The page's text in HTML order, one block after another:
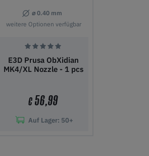
⌀ 0.40 mm
weitere Optionen verfügbar
E3D Prusa ObXidian
MK4/XL Nozzle - 1 pcs
€56,99
Auf Lager: 50+